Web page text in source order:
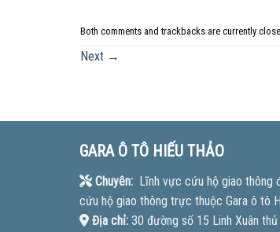
Both comments and trackbacks are currently
Next →
GARA Ô TÔ HIẾU THẢO
Chuyên:Lĩnh vực cứu hộ giao thông
cứu hộ giao thông trực thuộc Gara ô tô
Địa chỉ:30 đường số 15 Linh Xuân